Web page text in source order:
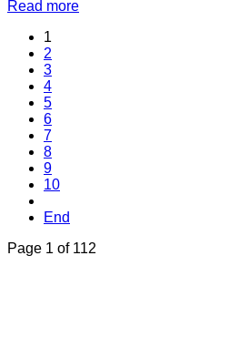
Read more
1
2
3
4
5
6
7
8
9
10
End
Page 1 of 112